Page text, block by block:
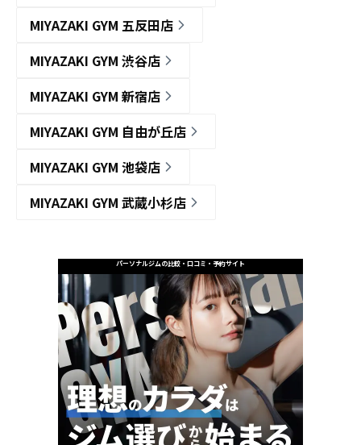
MIYAZAKI GYM 五反田店
MIYAZAKI GYM 渋谷店
MIYAZAKI GYM 新宿店
MIYAZAKI GYM 自由が丘店
MIYAZAKI GYM 池袋店
MIYAZAKI GYM 武蔵小杉店
パーソナルジムの比較・口コミ・予約サイト